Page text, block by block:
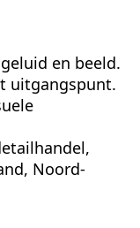
en beeld.
uitgangspunt.
Noord-